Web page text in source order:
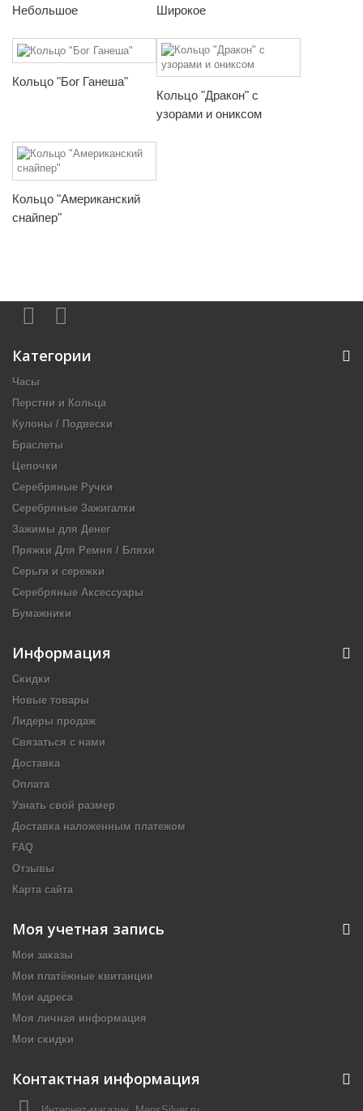
Небольшое
Широкое
Кольцо "Бог Ганеша"
Кольцо "Дракон" с
узорами и ониксом
Кольцо "Американский
снайпер"
Категории
Часы
Перстни и Кольца
Кулоны / Подвески
Браслеты
Цепочки
Серебряные Ручки
Серебряные Зажигалки
Зажимы для Денег
Пряжки Для Ремня / Бляхи
Серьги и сережки
Серебряные Аксессуары
Бумажники
Информация
Скидки
Новые товары
Лидеры продаж
Связаться с нами
Доставка
Оплата
Узнать свой размер
Доставка наложенным платежом
FAQ
Отзывы
Карта сайта
Моя учетная запись
Мои заказы
Мои платёжные квитанции
Мои адреса
Моя личная информация
Мои скидки
Контактная информация